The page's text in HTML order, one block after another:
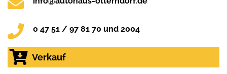
0 47 51 / 97 81 70 und 2004
Verkauf